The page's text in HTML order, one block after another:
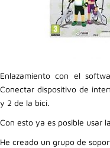
Telefonía
Stanley
libros
Enlazamiento con el
Conectar dispositivo de
y 2 de la bici.
Con esto ya es posible usar
He creado un grupo de